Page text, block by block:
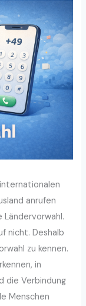
anrufen
nicht. Deshalb
zu kennen.
in
die Verbindung
Menschen